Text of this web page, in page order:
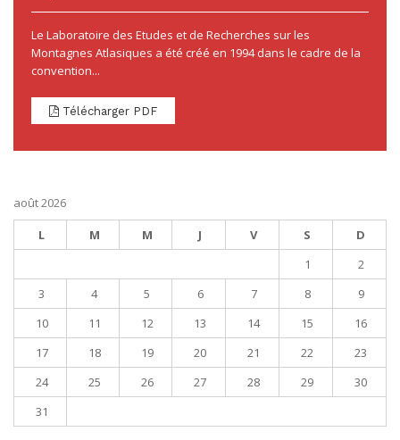
Le Laboratoire des Etudes et de Recherches sur les
Montagnes Atlasiques a été créé en 1994 dans le cadre de la
convention...
Télécharger PDF
août 2026
L
M M J V S
D
1
2
3
4 5 6 7 8
9
10
11 12 13 14 15
16
17
18 19 20 21 22
23
24
25 26 27 28 29
30
31